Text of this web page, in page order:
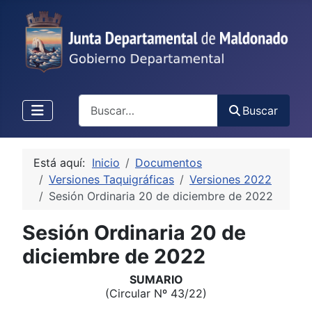
Buscar
Está aquí: Inicio
Documentos
Versiones Taquigráficas
Versiones 2022
Sesión Ordinaria 20 de diciembre de 2022
Sesión Ordinaria 20 de
diciembre de 2022
SUMARIO
(Circular Nº 43/22)